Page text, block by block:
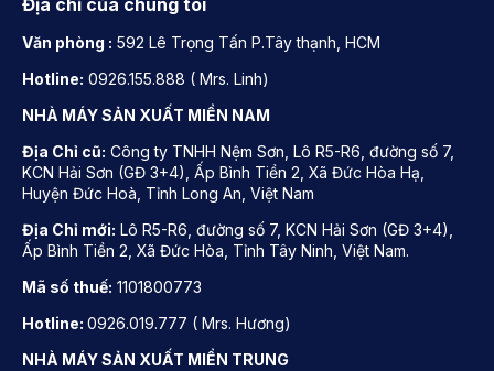
Văn phòng : 592 Lê Trọng Tấn P.Tây thạnh, HCM
Hotline: 0926.155.888 ( Mrs. Linh)
NHÀ MÁY SẢN XUẤT MIỀN NAM
Địa Chỉ cũ: Công ty TNHH Nệm Sơn, Lô R5-R6, đường số 7,
KCN Hải Sơn (GĐ 3+4), Ấp Bình Tiền 2, Xã Đức Hòa Hạ,
Huyện Đức Hoà, Tỉnh Long An, Việt Nam
Địa Chỉ mới: Lô R5-R6, đường số 7, KCN Hải Sơn (GĐ 3+4),
Ấp Bình Tiền 2, Xã Đức Hòa, Tỉnh Tây Ninh, Việt Nam.
Mã số thuế: 1101800773
Hotline: 0926.019.777 ( Mrs. Hương)
NHÀ MÁY SẢN XUẤT MIỀN TRUNG